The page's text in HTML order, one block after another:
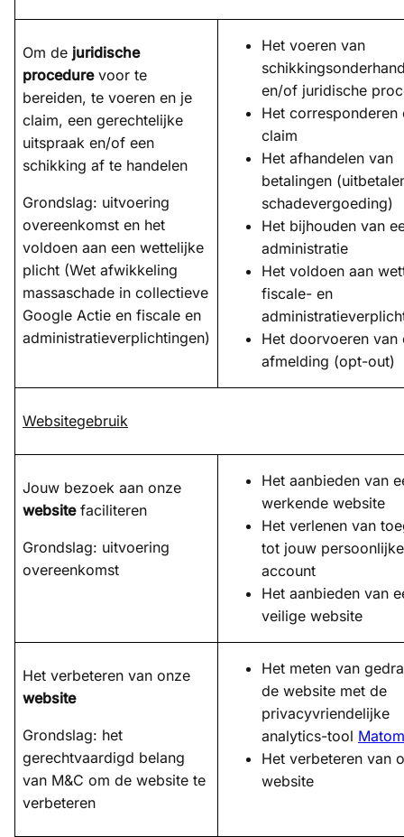
Om de juridische
procedurevoor te
bereiden, te voeren en je
claim, een gerechtelijke
uitspraak en/of een
schikking af te handelen
Grondslag: uitvoering
overeenkomst en het
voldoen aan een wettelijke
plicht (Wet afwikkeling
massaschade in collectieve
Google Actie en fiscale en
administratieverplichtingen)
Het voeren van
en/of juridische
Het corresponderen
claim
Het afhandelen van
betalingen
schadevergoeding)
Het bijhouden van
administratie
Het voldoen aan
fiscale- en
Het doorvoeren van
afmelding (opt-out)
Websitegebruik
Jouw bezoek aan onze
websitefaciliteren
Grondslag: uitvoering
overeenkomst
Het aanbieden van
werkende website
Het verlenen van
tot jouw persoonlijke
account
Het aanbieden van
veilige website
Het verbeteren van onze
website
Grondslag: het
gerechtvaardigd belang
van M&C om de website te
verbeteren
Het meten van
de website met de
privacyvriendelijke
analytics-tool
Het verbeteren van
website